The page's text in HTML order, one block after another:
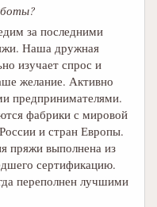
за последними
Наша дружная
изучает спрос и
желание. Активно
предпринимателями.
фабрики с мировой
и стран Европы.
пряжи выполнена из
сертификацию.
переполнен лучшими